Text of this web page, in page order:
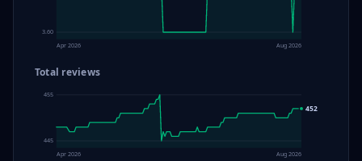
3.60
Apr 2026 Aug 2026
Total reviews
455
445
452
Apr 2026 Aug 2026